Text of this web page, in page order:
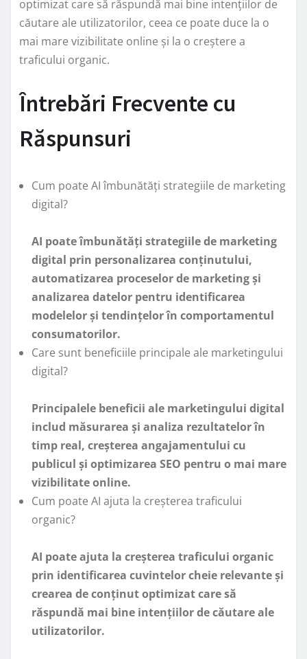
optimizat care să răspundă mai bine intențiilor de
căutare ale utilizatorilor, ceea ce poate duce la o
mai mare vizibilitate online și la o creștere a
traficului organic.
Întrebări Frecvente cu
Răspunsuri
Cum poate AI îmbunătăți strategiile de marketing
digital?
AI poate îmbunătăți strategiile de marketing
digital prin personalizarea conținutului,
automatizarea proceselor de marketing și
analizarea datelor pentru identificarea
modelelor și tendințelor în comportamentul
consumatorilor.
Care sunt beneficiile principale ale marketingului
digital?
Principalele beneficii ale marketingului digital
includ măsurarea și analiza rezultatelor în
timp real, creșterea angajamentului cu
publicul și optimizarea SEO pentru o mai mare
vizibilitate online.
Cum poate AI ajuta la creșterea traficului
organic?
AI poate ajuta la creșterea traficului organic
prin identificarea cuvintelor cheie relevante și
crearea de conținut optimizat care să
răspundă mai bine intențiilor de căutare ale
utilizatorilor.